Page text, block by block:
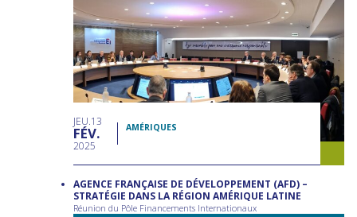
JEU 13
FÉV
2025
AMÉRIQUES
AGENCE FRANÇAISE DE DÉVELOPPEMENT (AFD) –
STRATÉGIE DANS LA RÉGION AMÉRIQUE LATINE
Réunion du Pôle Financements Internationaux